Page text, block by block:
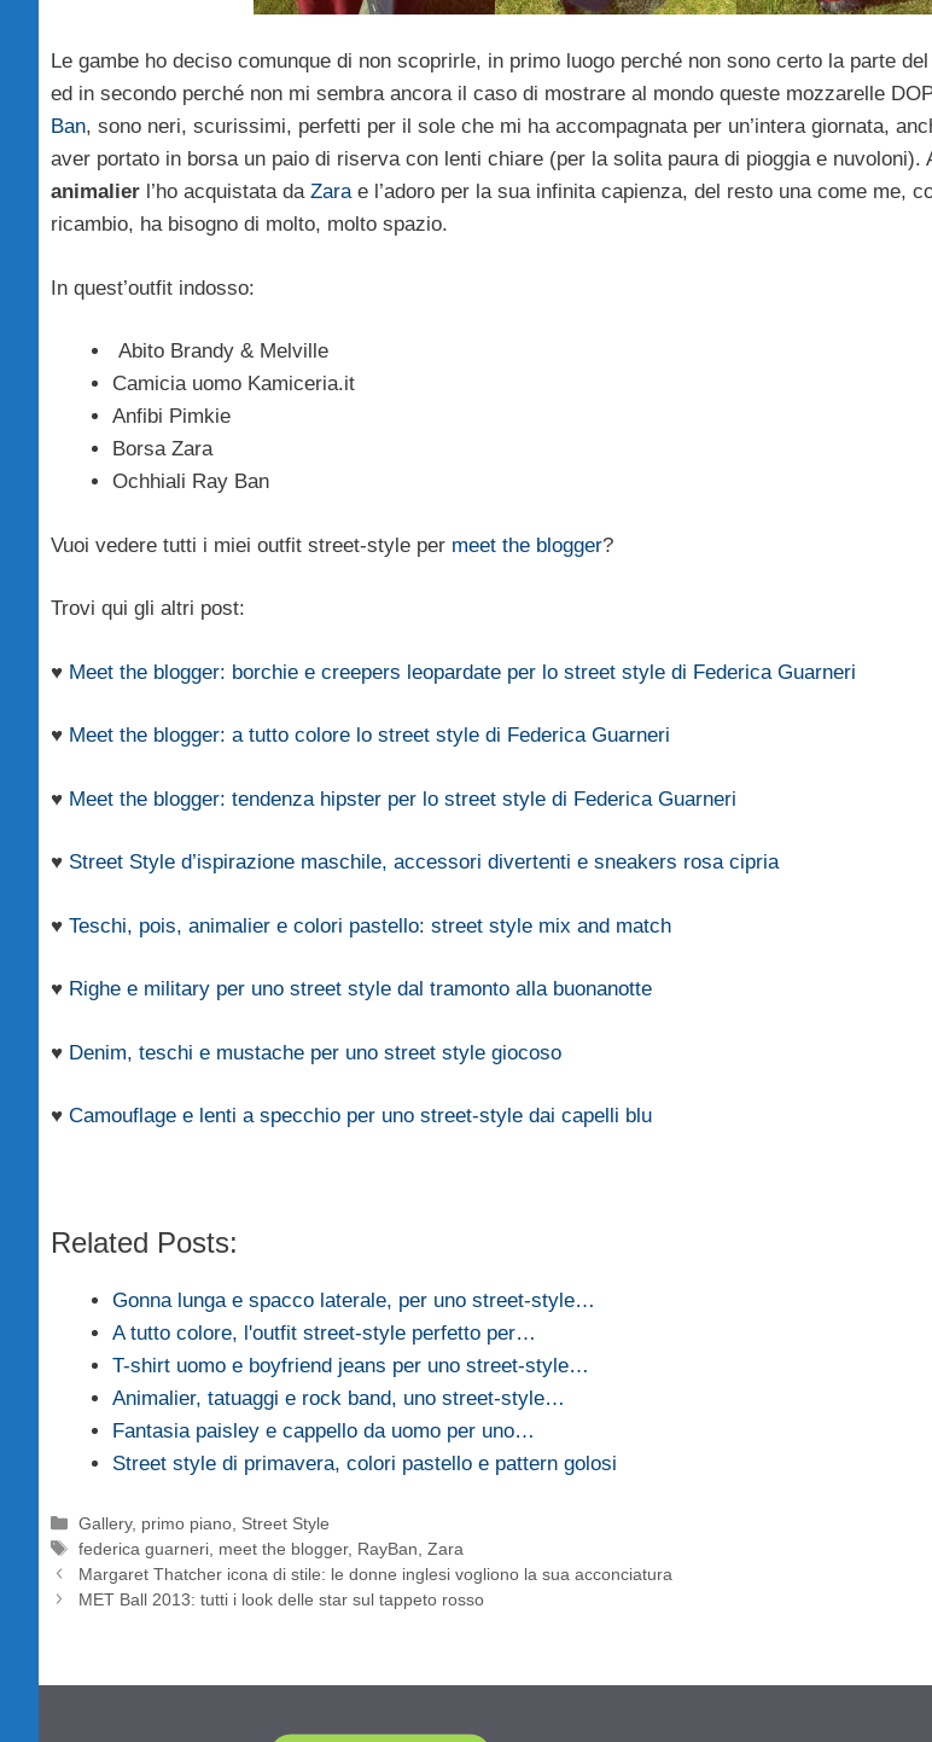
Le gambe ho deciso comunque di non scoprirle, in primo luogo perché non sono certo la parte
ed in secondo perché non mi sembra ancora il caso di mostrare al mondo queste mozzarelle
Ban, sono neri, scurissimi, perfetti per il sole che mi ha accompagnata per un’intera giornata,
aver portato in borsa un paio di riserva con lenti chiare (per la solita paura di pioggia e nuvoloni).
animalier l’ho acquistata da Zarae l’adoro per la sua infinita capienza, del resto una come me,
ricambio, ha bisogno di molto, molto spazio.
In quest’outfit indosso:
Abito Brandy & Melville
Camicia uomo Kamiceria.it
Anfibi Pimkie
Borsa Zara
Ochhiali Ray Ban
Vuoi vedere tutti i miei outfit street-style per meet the blogger?
Trovi qui gli altri post:
♥ Meet the blogger: borchie e creepers leopardate per lo street style di Federica Guarneri
♥ Meet the blogger: a tutto colore lo street style di Federica Guarneri
♥ Meet the blogger: tendenza hipster per lo street style di Federica Guarneri
♥ Street Style d’ispirazione maschile, accessori divertenti e sneakers rosa cipria
♥ Teschi, pois, animalier e colori pastello: street style mix and match
♥ Righe e military per uno street style dal tramonto alla buonanotte
♥ Denim, teschi e mustache per uno street style giocoso
♥ Camouflage e lenti a specchio per uno street-style dai capelli blu
Related Posts:
Gonna lunga e spacco laterale, per uno street-style…
A tutto colore, l'outfit street-style perfetto per…
T-shirt uomo e boyfriend jeans per uno street-style…
Animalier, tatuaggi e rock band, uno street-style…
Fantasia paisley e cappello da uomo per uno…
Street style di primavera, colori pastello e pattern golosi
Categorie
Gallery, primo piano Street Style
Tag
federica guarneri meet the blogger, RayBan ,Zara
Margaret Thatcher icona di stile: le donne inglesi vogliono la sua acconciatura
MET Ball 2013: tutti i look delle star sul tappeto rosso